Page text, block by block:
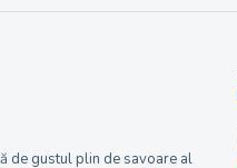
de gustul plin de savoare al